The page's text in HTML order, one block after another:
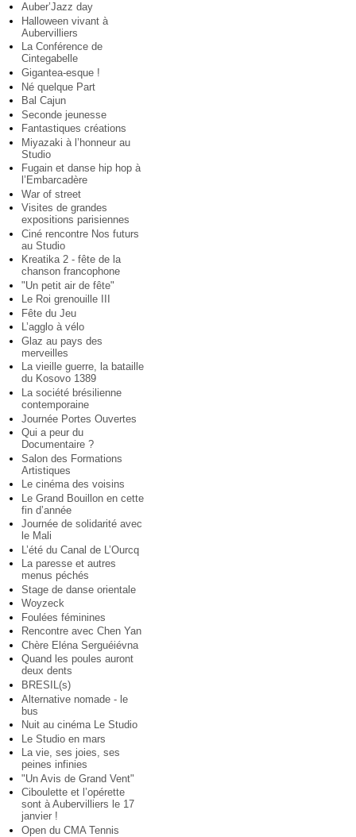
Auber’Jazz day
Halloween vivant à
Aubervilliers
La Conférence de
Cintegabelle
Gigantea-esque !
Né quelque Part
Bal Cajun
Seconde jeunesse
Fantastiques créations
Miyazaki à l’honneur au
Studio
Fugain et danse hip hop à
l’Embarcadère
War of street
Visites de grandes
expositions parisiennes
Ciné rencontre Nos futurs
au Studio
Kreatika 2 - fête de la
chanson francophone
"Un petit air de fête"
Le Roi grenouille III
Fête du Jeu
L’agglo à vélo
Glaz au pays des
merveilles
La vieille guerre, la bataille
du Kosovo 1389
La société brésilienne
contemporaine
Journée Portes Ouvertes
Qui a peur du
Documentaire ?
Salon des Formations
Artistiques
Le cinéma des voisins
Le Grand Bouillon en cette
fin d’année
Journée de solidarité avec
le Mali
L’été du Canal de L’Ourcq
La paresse et autres
menus péchés
Stage de danse orientale
Woyzeck
Foulées féminines
Rencontre avec Chen Yan
Chère Eléna Serguéiévna
Quand les poules auront
deux dents
BRESIL(s)
Alternative nomade - le
bus
Nuit au cinéma Le Studio
Le Studio en mars
La vie, ses joies, ses
peines infinies
"Un Avis de Grand Vent"
Ciboulette et l’opérette
sont à Aubervilliers le 17
janvier !
Open du CMA Tennis